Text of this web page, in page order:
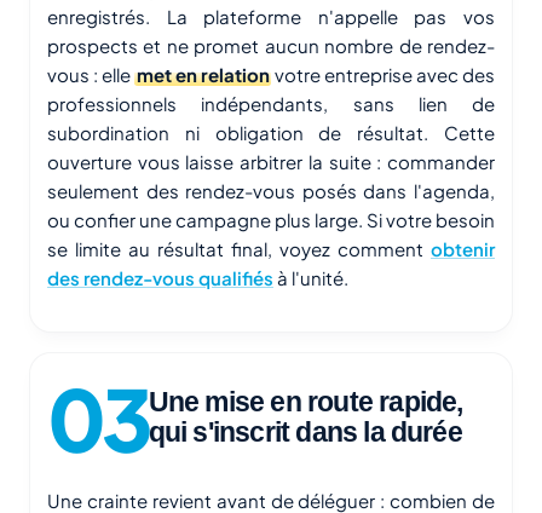
enregistrés. La plateforme n'appelle pas vos
prospects et ne promet aucun nombre de rendez-
vous : elle met en relation votre entreprise avec des
professionnels indépendants, sans lien de
subordination ni obligation de résultat. Cette
ouverture vous laisse arbitrer la suite : commander
seulement des rendez-vous posés dans l'agenda,
ou confier une campagne plus large. Si votre besoin
se limite au résultat final, voyez comment obtenir
des rendez-vous qualifiés à l'unité.
Une mise en route rapide,
qui s'inscrit dans la durée
Une crainte revient avant de déléguer : combien de